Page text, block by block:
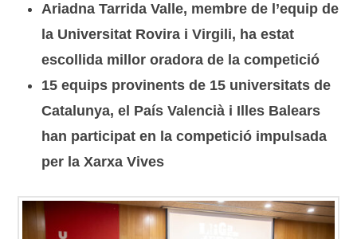
Ariadna Tarrida Valle, membre de l’equip de
la Universitat Rovira i Virgili, ha estat
escollida millor oradora de la competició
15 equips provinents de 15 universitats de
Catalunya, el País Valencià i Illes Balears
han participat en la competició impulsada
per la Xarxa Vives